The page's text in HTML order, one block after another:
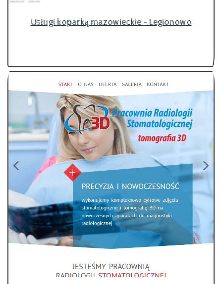
Usługi koparką mazowieckie - Legionowo